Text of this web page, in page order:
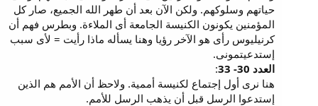
حياتهم وسلوكهم. ولكن الآن بعد أن طهر الله الجميع، صار كل
المؤمنين يكونون الكنيسة الجامعة أى الملاءة. وبطرس فهم أن
كرنيليوس رأى هو الآخر رؤيا وهنا يسأله ماذا رأيت = لأى سبب
إستدعيتمونى.
العدد 30- 33
:
هنا نرى أول إجتماع لكنيسة أممية. ولاحظ أن الأمم هم الذين
إستدعوا الرسل قبل أن يذهب الرسل للأمم.